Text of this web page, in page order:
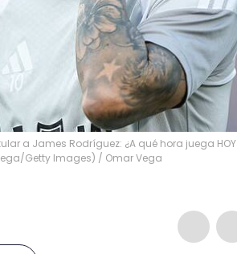
a James Rodríguez: ¿A qué hora juega HOY
Getty Images) / Omar Vega